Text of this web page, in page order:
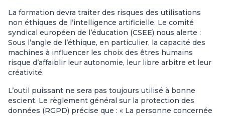
La formation devra traiter des risques des utilisations
non éthiques de l’intelligence artificielle. Le comité
syndical européen de l’éducation (CSEE) nous alerte :
Sous l’angle de l’éthique, en particulier, la capacité des
machines à influencer les choix des êtres humains
risque d’affaiblir leur autonomie, leur libre arbitre et leur
créativité.
L’outil puissant ne sera pas toujours utilisé à bonne
escient. Le règlement général sur la protection des
données (RGPD) précise que : « La personne concernée